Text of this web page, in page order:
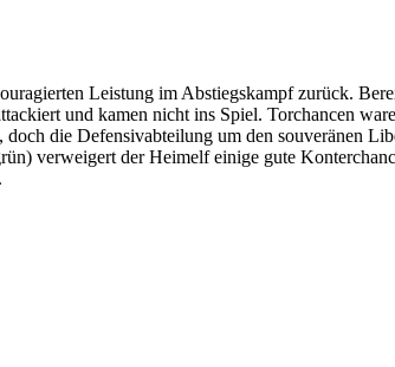
Leistung im Abstiegskampf zurück.
und kamen nicht ins Spiel. Torchancen
die Defensivabteilung um den souveränen
verweigert der Heimelf einige gute